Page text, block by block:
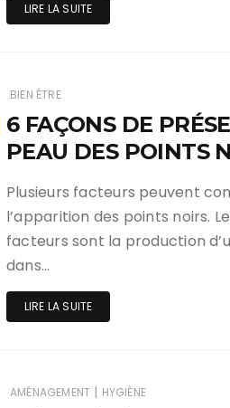
LIRE LA SUITE
BIEN ÉTRE
6 FAÇONS DE
PEAU DES POINTS
Plusieurs facteurs peuvent
l’apparition des points noirs.
facteurs sont la production
dans…
LIRE LA SUITE
AMÉNAGEMENT | HYGIÈNE